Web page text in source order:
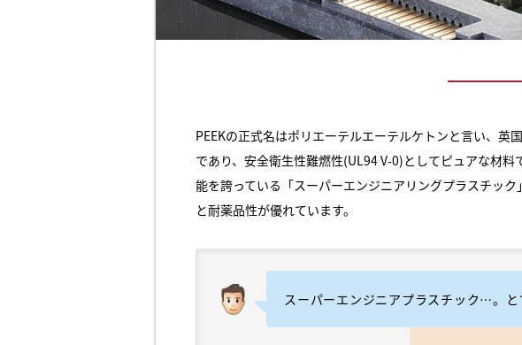
PEEKの正式名はポリエーテルエーテルケトンと言い、英
であり、安全衛生性難燃性(UL94 V-0)としてピュアな材
能を誇っている「スーパーエンジニアリングプラスチッ
と耐薬品性が優れています。
スーパーエンジニアプラスチック…。と